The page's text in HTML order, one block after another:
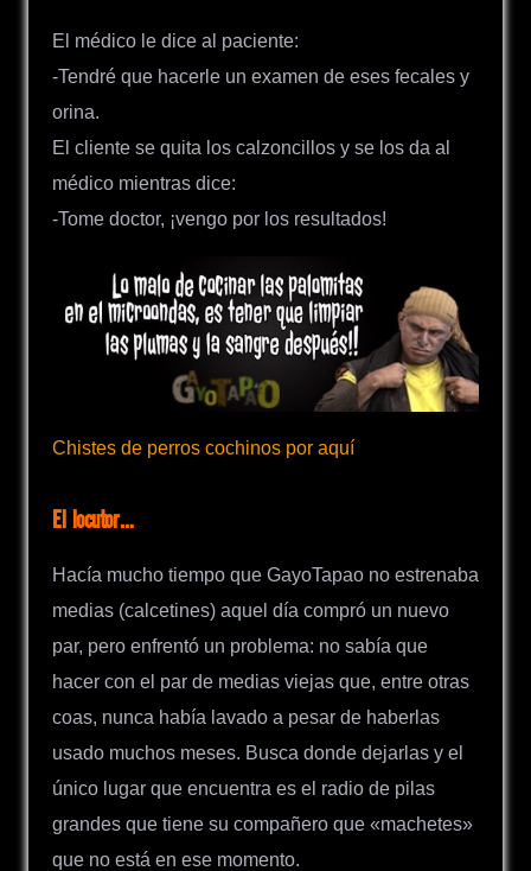
El médico le dice al paciente:
-Tendré que hacerle un examen de eses fecales y
orina.
El cliente se quita los calzoncillos y se los da al
médico mientras dice:
-Tome doctor, ¡vengo por los resultados!
Chistes de perros cochinos por aquí
El locutor…
Hacía mucho tiempo que GayoTapao no estrenaba
medias (calcetines) aquel día compró un nuevo
par, pero enfrentó un problema: no sabía que
hacer con el par de medias viejas que, entre otras
coas, nunca había lavado a pesar de haberlas
usado muchos meses. Busca donde dejarlas y el
único lugar que encuentra es el radio de pilas
grandes que tiene su compañero que «machetes»
que no está en ese momento.